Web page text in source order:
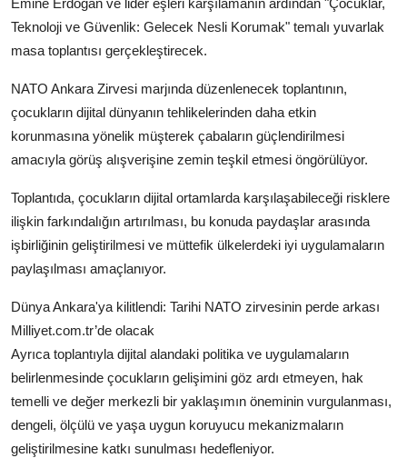
Emine Erdoğan ve lider eşleri karşılamanın ardından "Çocuklar,
Teknoloji ve Güvenlik: Gelecek Nesli Korumak" temalı yuvarlak
masa toplantısı gerçekleştirecek.
NATO Ankara Zirvesi marjında düzenlenecek toplantının,
çocukların dijital dünyanın tehlikelerinden daha etkin
korunmasına yönelik müşterek çabaların güçlendirilmesi
amacıyla görüş alışverişine zemin teşkil etmesi öngörülüyor.
Toplantıda, çocukların dijital ortamlarda karşılaşabileceği risklere
ilişkin farkındalığın artırılması, bu konuda paydaşlar arasında
işbirliğinin geliştirilmesi ve müttefik ülkelerdeki iyi uygulamaların
paylaşılması amaçlanıyor.
Dünya Ankara'ya kilitlendi: Tarihi NATO zirvesinin perde arkası
Milliyet.com.tr’de olacak
Ayrıca toplantıyla dijital alandaki politika ve uygulamaların
belirlenmesinde çocukların gelişimini göz ardı etmeyen, hak
temelli ve değer merkezli bir yaklaşımın öneminin vurgulanması,
dengeli, ölçülü ve yaşa uygun koruyucu mekanizmaların
geliştirilmesine katkı sunulması hedefleniyor.